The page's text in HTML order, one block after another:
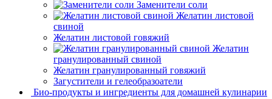
Заменители соли
Желатин листовой
свиной
Желатин листовой говяжий
Желатин
гранулированный свиной
Желатин гранулированный говяжий
Загустители и гелеобразоатели
Био-продукты и ингредиенты для домашней кулинарии